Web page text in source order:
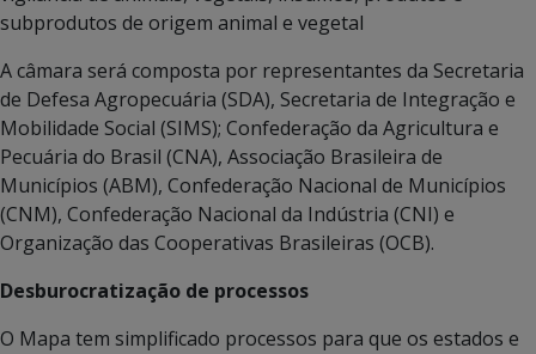
subprodutos de origem animal e vegetal
A câmara será composta por representantes da Secretaria
de Defesa Agropecuária (SDA), Secretaria de Integração e
Mobilidade Social (SIMS); Confederação da Agricultura e
Pecuária do Brasil (CNA), Associação Brasileira de
Municípios (ABM), Confederação Nacional de Municípios
(CNM), Confederação Nacional da Indústria (CNI) e
Organização das Cooperativas Brasileiras (OCB).
Desburocratização de processos
O Mapa tem simplificado processos para que os estados e